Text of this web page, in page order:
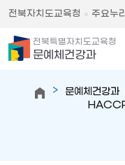
전북자치도교육청 주요누
전북특별자치도교육청
문예체건강과
문예체건강과